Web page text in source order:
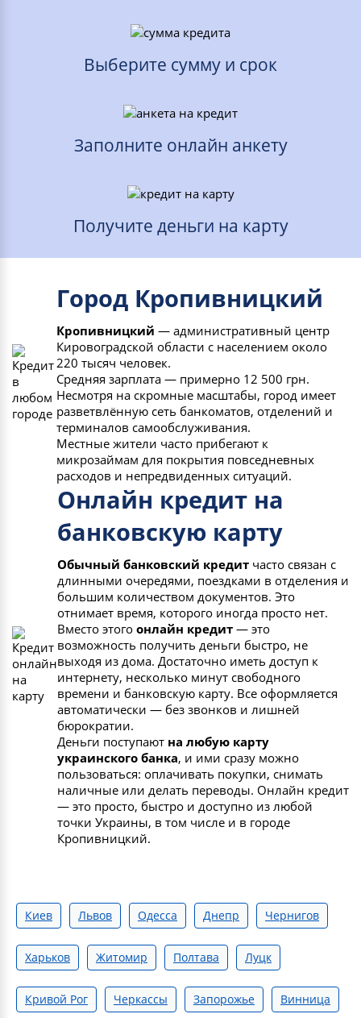
Выберите сумму и срок
Заполните онлайн анкету
Получите деньги на карту
Город Кропивницкий
Кропивницкий — административный центр
Кировоградской области с населением около
220 тысяч человек.
Средняя зарплата — примерно 12 500 грн.
Несмотря на скромные масштабы, город имеет
разветвлённую сеть банкоматов, отделений и
терминалов самообслуживания.
Местные жители часто прибегают к
микрозаймам для покрытия повседневных
расходов и непредвиденных ситуаций.
Онлайн кредит на
банковскую карту
Обычный банковский кредит часто связан с
длинными очередями, поездками в отделения и
большим количеством документов. Это
отнимает время, которого иногда просто нет.
Вместо этого онлайн кредит — это
возможность получить деньги быстро, не
выходя из дома. Достаточно иметь доступ к
интернету, несколько минут свободного
времени и банковскую карту. Все оформляется
автоматически — без звонков и лишней
бюрократии.
Деньги поступают на любую карту
украинского банка, и ими сразу можно
пользоваться: оплачивать покупки, снимать
наличные или делать переводы. Онлайн кредит
— это просто, быстро и доступно из любой
точки Украины, в том числе и в городе
Кропивницкий.
Киев Львов Одесса Днепр Чернигов
Харьков Житомир Полтава Луцк
Кривой Рог Черкассы Запорожье Винница